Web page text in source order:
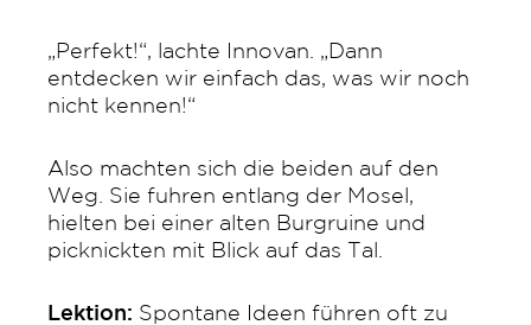
„Perfekt!“, lachte Innovan. „Dann
entdecken wir einfach das, was wir noch
nicht kennen!“
Also machten sich die beiden auf den
Weg. Sie fuhren entlang der Mosel,
hielten bei einer alten Burgruine und
picknickten mit Blick auf das Tal.
Lektion: Spontane Ideen führen oft zu